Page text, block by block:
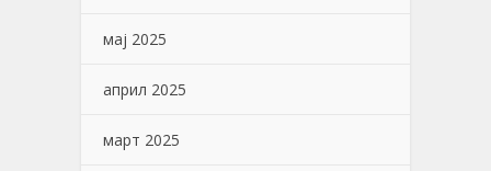
мај 2025
април 2025
март 2025